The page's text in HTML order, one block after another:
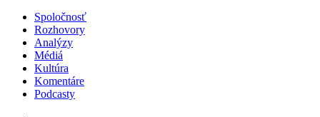
Spoločnosť
Rozhovory
Analýzy
Médiá
Kultúra
Komentáre
Podcasty